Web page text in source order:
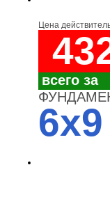
Цена
всего за
6x9